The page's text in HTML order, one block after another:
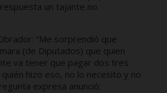
un tajante no
“Me sorprendió que
(de Diputados) que quien
va tener que pagar dos tres
hizo eso, no lo necesito y no
expresa anunció: